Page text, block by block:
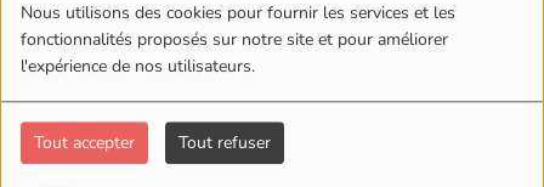
Nous utilisons des cookies pour fournir les services et les
fonctionnalités proposés sur notre site et pour améliorer
l'expérience de nos utilisateurs.
Tout accepter Tout refuser
01 octobre 2024
PLAY ! OMODJO septembre 2024 by
omodjo